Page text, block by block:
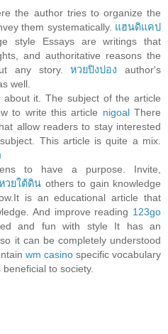
the author tries to organize the
them systematically. แฮนดิแคป
style Essays are writings that
and authoritative reasons the
any story.หวยปิงปอง author's
well.
it. The subject of the article
to write this article nigoalThere
allow readers to stay interested
This article is quite a mix.
to have a purpose. Invite,
วยใต้ดิน others to gain knowledge
is an educational article that
And improve reading 123go
and fun with style It has an
it can be completely understood
wm casino specific vocabulary
to society.